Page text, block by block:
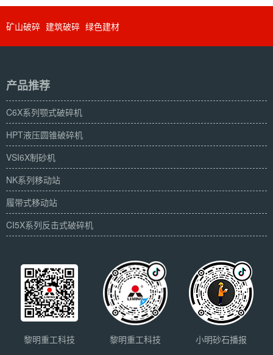
矿山破碎 建筑破碎 绿色建材
产品推荐
C6X系列颚式破碎机
HPT液压圆锥破碎机
VSI6X制砂机
NK系列移动站
履带式移动站
CI5X系列反击式破碎机
黎明重工科技 黎明重工科技 小明砂石播报